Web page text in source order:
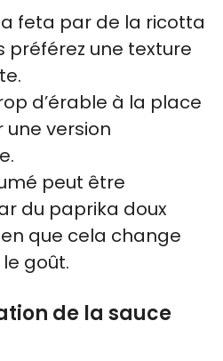
feta par de la ricotta
préférez une texture
d’érable à la place
une version
peut être
du paprika doux
que cela change
goût.
de la sauce